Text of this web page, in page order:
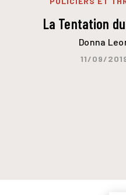
La Tentation
Donna
11/09/